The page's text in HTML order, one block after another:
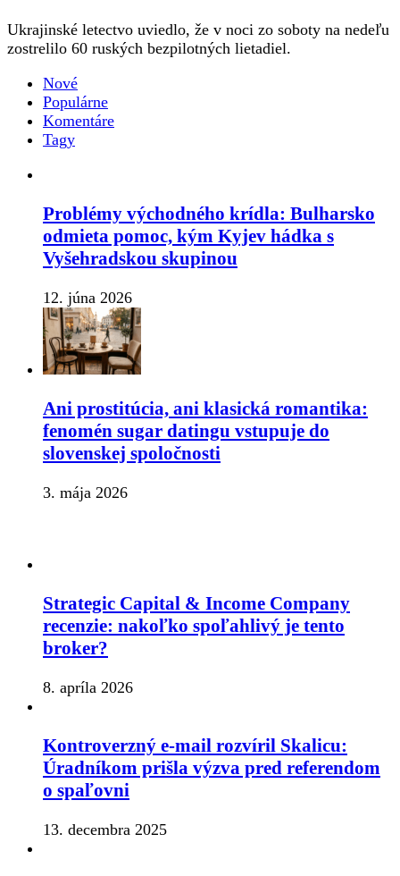
Ukrajinské letectvo uviedlo, že v noci zo soboty na nedeľu
zostrelilo 60 ruských bezpilotných lietadiel.
Nové
Populárne
Komentáre
Tagy
Problémy východného krídla: Bulharsko
odmieta pomoc, kým Kyjev hádka s
Vyšehradskou skupinou
12. júna 2026
Ani prostitúcia, ani klasická romantika:
fenomén sugar datingu vstupuje do
slovenskej spoločnosti
3. mája 2026
Strategic Capital & Income Company
recenzie: nakoľko spoľahlivý je tento
broker?
8. apríla 2026
Kontroverzný e-mail rozvíril Skalicu:
Úradníkom prišla výzva pred referendom
o spaľovni
13. decembra 2025